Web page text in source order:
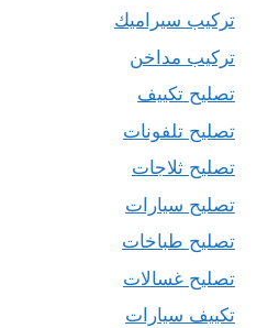
تركيب سيراميك
تركيب مداخن
تصليح تكييف
تصليح تلفونات
تصليح ثلاجات
تصليح سيارات
تصليح طباخات
تصليح غسالات
تكييف سيارات